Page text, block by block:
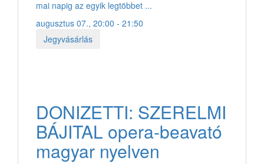
mai napig az egyik legtöbbet ...
augusztus 07., 20:00 - 21:50
Jegyvásárlás
DONIZETTI: SZERELMI
BÁJITAL opera-beavató
magyar nyelven